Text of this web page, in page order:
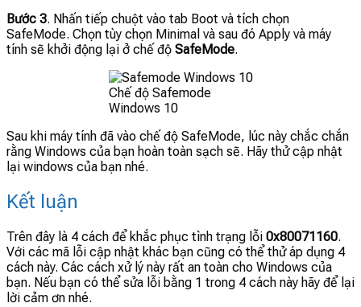
Bước 3. Nhấn tiếp chuột vào tab Boot và tích chọn
SafeMode. Chọn tùy chọn Minimal và sau đó Apply và máy
tính sẽ khởi động lại ở chế độ SafeMode.
Chế độ Safemode
Windows 10
Sau khi máy tính đã vào chế độ SafeMode, lúc này chắc chắn
rằng Windows của bạn hoàn toàn sạch sẽ. Hãy thử cập nhật
lại windows của bạn nhé.
Kết luận
Trên đây là 4 cách để khắc phục tình trạng lỗi 0x80071160.
Với các mã lỗi cập nhật khác bạn cũng có thể thử áp dụng 4
cách này. Các cách xử lý này rất an toàn cho Windows của
bạn. Nếu bạn có thể sửa lỗi bằng 1 trong 4 cách này hãy để lại
lời cảm ơn nhé.